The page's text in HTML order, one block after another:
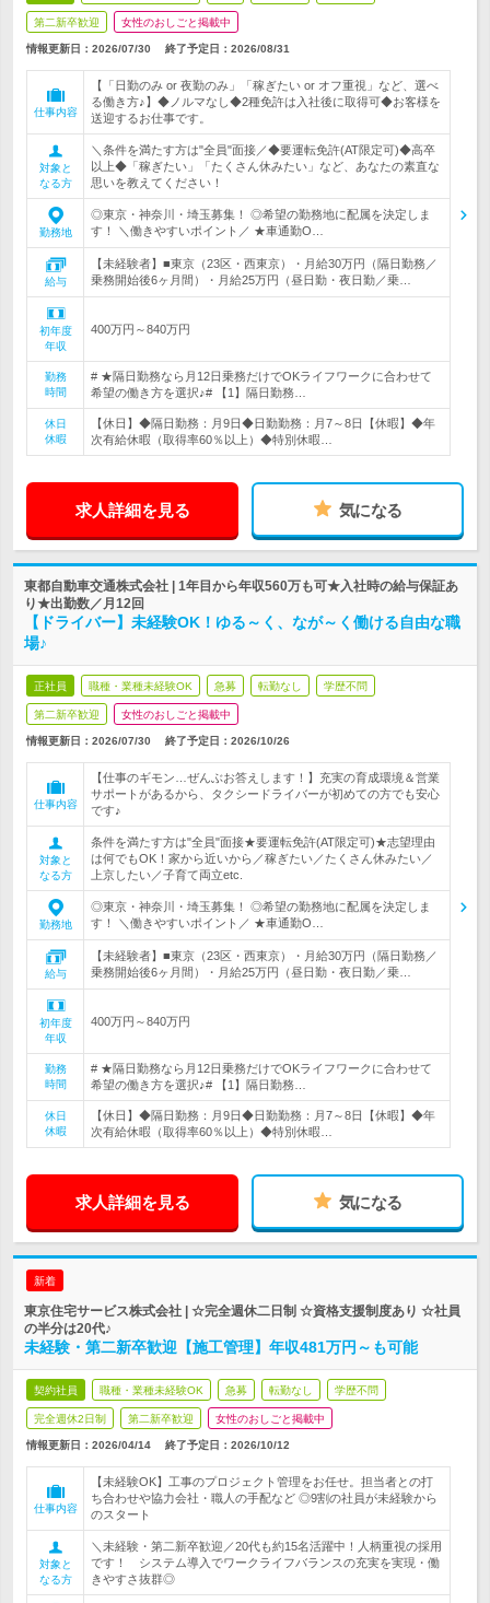
第二新卒歓迎 女性のおしごと掲載中
情報更新日：2026/07/30 終了予定日： 2026/08/31
仕事内容
【「日勤のみ or 夜勤のみ」「稼ぎたい or オフ重視」など、選べ
る働き方♪】◆ノルマなし◆2種免許は入社後に取得可◆お客様を
送迎するお仕事です。
対象と
なる方
＼条件を満たす方は"全員"面接／◆要運転免許(AT限定可)◆高卒
以上◆「稼ぎたい」「たくさん休みたい」など、あなたの素直な
思いを教えてください！
勤務地
◎東京・神奈川・埼玉募集！ ◎希望の勤務地に配属を決定しま
す！ ＼働きやすいポイント／ ★車通勤O…
給与
【未経験者】■東京（23区・西東京）・月給30万円（隔日勤務／
乗務開始後6ヶ月間）・月給25万円（昼日勤・夜日勤／乗…
初年度
年収
400万円～840万円
勤務
時間
# ★隔日勤務なら月12日乗務だけでOKライフワークに合わせて
希望の働き方を選択♪# 【1】隔日勤務…
休日
休暇
【休日】◆隔日勤務：月9日◆日勤勤務：月7～8日【休暇】◆年
次有給休暇（取得率60％以上）◆特別休暇…
求人詳細を見る 気になる
東都自動車交通株式会社 | 1年目から年収560万も可★入社時の給与保証あ
り★出勤数／月12回
【ドライバー】未経験OK！ゆる～く、なが～く働ける自由な職
場♪
正社員 職種・業種未経験OK 急募 転勤なし 学歴不問
第二新卒歓迎 女性のおしごと掲載中
情報更新日：2026/07/30 終了予定日： 2026/10/26
仕事内容
【仕事のギモン…ぜんぶお答えします！】充実の育成環境＆営業
サポートがあるから、タクシードライバーが初めての方でも安心
です♪
対象と
なる方
条件を満たす方は"全員"面接★要運転免許(AT限定可)★志望理由
は何でもOK！家から近いから／稼ぎたい／たくさん休みたい／
上京したい／子育て両立etc.
勤務地
◎東京・神奈川・埼玉募集！ ◎希望の勤務地に配属を決定しま
す！ ＼働きやすいポイント／ ★車通勤O…
給与
【未経験者】■東京（23区・西東京）・月給30万円（隔日勤務／
乗務開始後6ヶ月間）・月給25万円（昼日勤・夜日勤／乗…
初年度
年収
400万円～840万円
勤務
時間
# ★隔日勤務なら月12日乗務だけでOKライフワークに合わせて
希望の働き方を選択♪# 【1】隔日勤務…
休日
休暇
【休日】◆隔日勤務：月9日◆日勤勤務：月7～8日【休暇】◆年
次有給休暇（取得率60％以上）◆特別休暇…
求人詳細を見る 気になる
新着
東京住宅サービス株式会社 | ☆完全週休二日制 ☆資格支援制度あり ☆社員
の半分は20代♪
未経験・第二新卒歓迎【施工管理】年収481万円～も可能
契約社員 職種・業種未経験OK 急募 転勤なし 学歴不問
完全週休2日制 第二新卒歓迎 女性のおしごと掲載中
情報更新日：2026/04/14 終了予定日： 2026/10/12
仕事内容
【未経験OK】工事のプロジェクト管理をお任せ。担当者との打
ち合わせや協力会社・職人の手配など ◎9割の社員が未経験から
のスタート
対象と
なる方
＼未経験・第二新卒歓迎／20代も約15名活躍中！人柄重視の採用
です！ システム導入でワークライフバランスの充実を実現・働
きやすさ抜群◎